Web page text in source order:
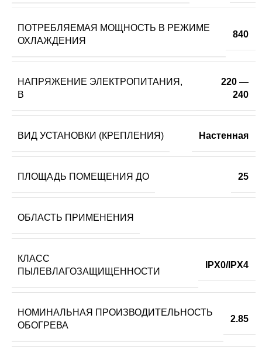
ПОТРЕБЛЯЕМАЯ МОЩНОСТЬ В РЕЖИМЕ
ОХЛАЖДЕНИЯ
840
НАПРЯЖЕНИЕ ЭЛЕКТРОПИТАНИЯ,
В
220 —
240
ВИД УСТАНОВКИ (КРЕПЛЕНИЯ) Настенная
ПЛОЩАДЬ ПОМЕЩЕНИЯ ДО 25
ОБЛАСТЬ ПРИМЕНЕНИЯ
КЛАСС
ПЫЛЕВЛАГОЗАЩИЩЕННОСТИ
IPX0/IPX4
НОМИНАЛЬНАЯ ПРОИЗВОДИТЕЛЬНОСТЬ
ОБОГРЕВА
2.85